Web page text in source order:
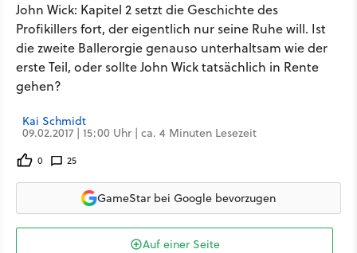
John Wick: Kapitel 2 setzt die Geschichte des
Profikillers fort, der eigentlich nur seine Ruhe will. Ist
die zweite Ballerorgie genauso unterhaltsam wie der
erste Teil, oder sollte John Wick tatsächlich in Rente
gehen?
Kai Schmidt
09.02.2017 | 15:00 Uhr | ca. 4 Minuten Lesezeit
0 25
GameStar bei Google bevorzugen
Auf einer Seite